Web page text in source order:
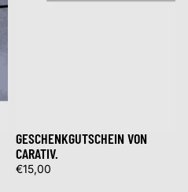
GESCHENKGUTSCHEIN VON
CARATIV.
€15,00